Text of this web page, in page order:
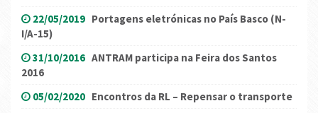
22/05/2019 Portagens eletrónicas no País Basco (N-
I/A-15)
31/10/2016 ANTRAM participa na Feira dos Santos
2016
05/02/2020 Encontros da RL – Repensar o transporte